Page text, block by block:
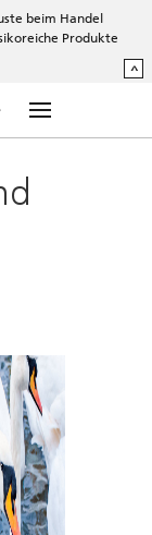
beim Handel
Produkte
^